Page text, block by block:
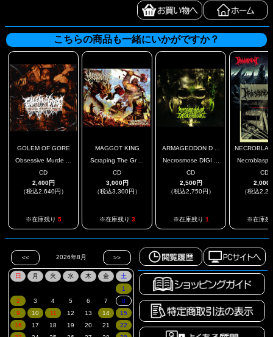
こちらの商品も一緒にいかがですか？
GOLEM OF GORE
Obsessive Murde ...
CD
2,400円
（税込2,640円）
※在庫残り 5
MAGGOT KING
Scraping The Gr ...
CD
3,000円
（税込3,300円）
※在庫残り 3
ARMAGEDDON D ...
Necrosmose DIGI ...
CD
2,500円
（税込2,750円）
※在庫残り 1
CD
2,000
（税込
※在庫残